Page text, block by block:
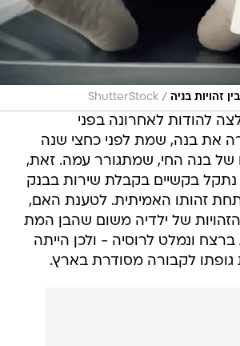
זהויות בניה /
ShutterStock
להודות לאחרונה בפני
את בנה, שמת לפני כחצי שנה
של בנה החי, שמתגורר עמה. זאת,
בקשיים בקבלת שירות בבנק
זהותו האמיתית. לטענת האם,
של ילדיה משום שהבן המת
ונמלט לרוסיה - ולכן הייתה
גופתו לקבורה מסודרת בארץ.